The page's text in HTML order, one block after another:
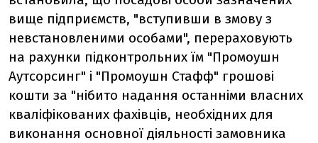
вище підприємств, "вступивши в змову з
невстановленими особами", перераховують
на рахунки підконтрольних їм "Промоушн
Аутсорсинг" і "Промоушн Стафф" грошові
кошти за "нібито надання останніми власних
кваліфікованих фахівців, необхідних для
виконання основної діяльності замовника